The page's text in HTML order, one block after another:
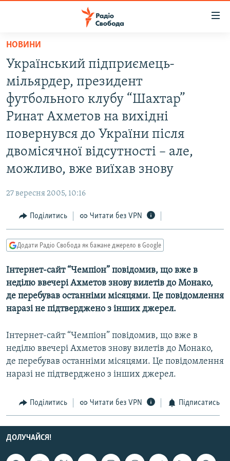
Перейти
основного
матеріалу
Перейти
до
основної
навігації
Перейти
до
пошуку
ВСЕ ЗА ДОБУ
СТАТТІ
СУСПІЛЬСТВО
КУЛЬТУРА
СВІТ
ВІЙНА
РОСІЙСЬКА «ФІЛЬТРАЦІЯ»
ДОНБАС.РЕАЛІЇ
КРИМ.РЕАЛІЇ
КИТАЙ.ВИКЛИКИ
МУЛЬТИМЕДІА
СПЕЦПРОЄКТИ
ПОДКАСТИ
РУС
УКР
КТАТ
ДОЛУЧАЙСЯ!
НОВИНИ
Український підприємець-
мільярдер, президент
футбольного клубу “Шахтар”
Ринат Ахметов на вихідні
повернувся до України після
двомісячної відсутності – але,
можливо, вже виїхав знову
27 вересня 2005, 10:16
Поділитись Читати без VPN
Додати Радіо Свобода як бажане джерело в Google
Інтернет-сайт “Чемпіон” повідомив, що вже в
неділю ввечері Ахметов знову вилетів до Монако,
де перебував останніми місяцями. Це повідомлення
наразі не підтверджено з інших джерел.
Інтернет-сайт “Чемпіон” повідомив, що вже в
неділю ввечері Ахметов знову вилетів до Монако,
де перебував останніми місяцями. Це повідомлення
наразі не підтверджено з інших джерел.
Поділитись Читати без VPN Підписатись
ДОЛУЧАЙСЯ!